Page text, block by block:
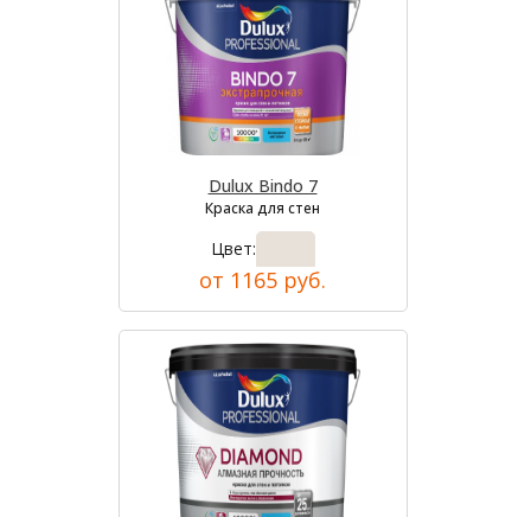
Dulux Bindo 7
Краска для стен
Цвет:
от 1165 руб.